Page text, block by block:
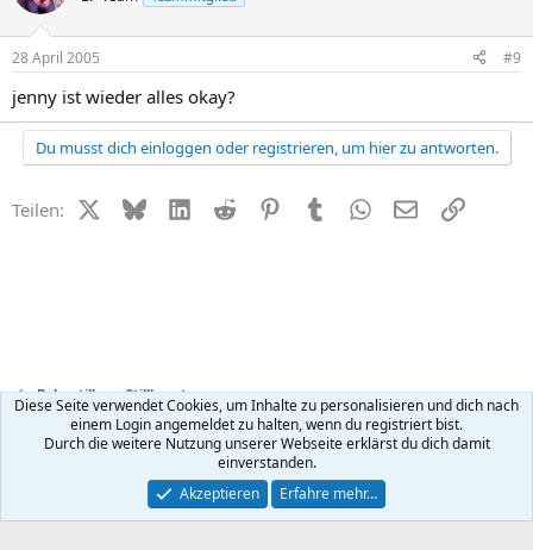
28 April 2005 #9
jenny ist wieder alles okay?
Du musst dich einloggen oder registrieren, um hier zu antworten.
Teilen: X (Twitter)
BlueskyLinkedIn
Reddit PinterestTumblr WhatsApp
E-MailLink
Baby stillen + Stillberatung
Kontakt Nutzungsbedingungen Datenschutz Hilfe
R
Community platform by XenForo ® © 2010-2026 XenForo Ltd.
Diese Seite verwendet Cookies, um Inhalte zu personalisieren und dich nach
einem Login angemeldet zu halten, wenn du registriert bist.
Durch die weitere Nutzung unserer Webseite erklärst du dich damit
einverstanden.
Akzeptieren
Erfahre mehr…